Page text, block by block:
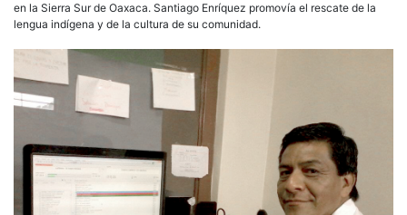
en la Sierra Sur de Oaxaca. Santiago Enríquez promovía el rescate de la
lengua indígena y de la cultura de su comunidad.